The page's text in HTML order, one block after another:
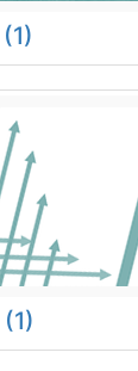
(1)
(1)